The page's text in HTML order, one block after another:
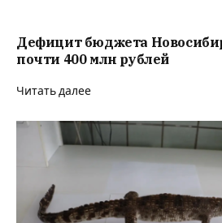
Дефицит бюджета
почти 400 млн рублей
Читать далее